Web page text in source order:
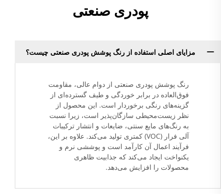
پودری صنعتی
مزایای اصلی استفاده از رنگ پوشش پودری صنعتی چیست؟
رنگ پوشش پودری صنعتی از دوام عالی، مقاومت
فوق‌العاده در برابر خوردگی و طیف گسترده‌ای از
گزینه‌های رنگی برخوردار است. این محصول از
نظر زیست‌محیطی سازگان‌پذیر است، زیرا نسبت
به رنگ‌های مایع سنتی، ضایعات و انتشار ترکیبات
آلی فرار (VOC) کمتری تولید می‌کند. علاوه بر این،
فرآیند اعمال آن کارآمد است و پوششی نرم و
یکنواخت ایجاد می‌کند که جذابیت ظاهری
محصولات را افزایش می‌دهد.